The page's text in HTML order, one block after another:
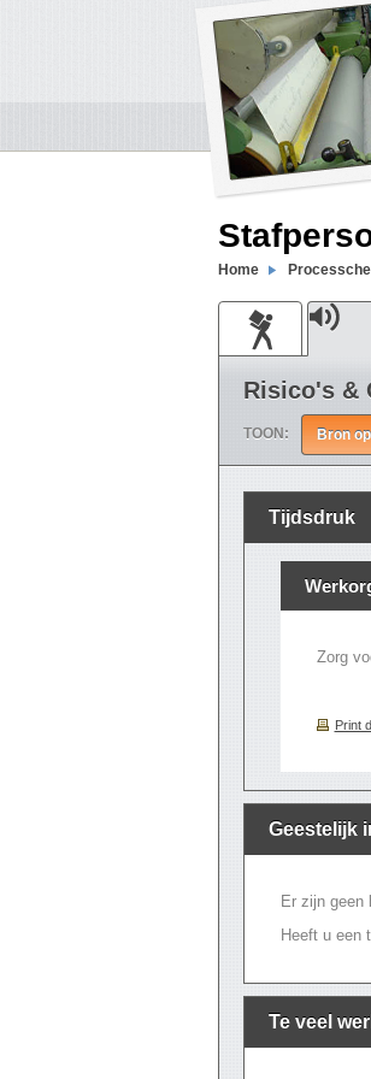
Home
Risico's &
TOON: Bron
Tijdsdruk
Zorg
Print
Geestelijk
Er zijn geen
Heeft u een
Te veel